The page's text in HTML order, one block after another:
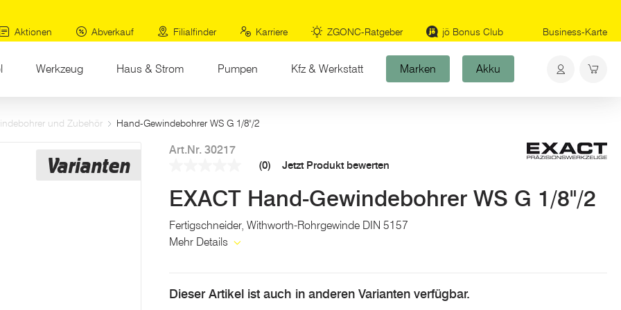
Aktionen
Abverkauf Filialfinder Karriere ZGONC-Ratgeber jö Bonus Club Business-Karte
Werkzeug Haus & Strom Pumpen Kfz & Werkstatt Marken Akku
und Zubehör Hand-Gewindebohrer WS G 1/8"/2
Varianten
Art.Nr. 30217
Link
auf
Seite.
(0) Jetzt Produkt bewerten
EXACT Hand-Gewindebohrer WS G 1/8"/2
Fertigschneider, Withworth-Rohrgewinde DIN 5157
Mehr Details
Dieser Artikel ist auch in anderen Varianten verfügbar.